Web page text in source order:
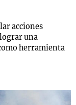
acciones
una
herramienta